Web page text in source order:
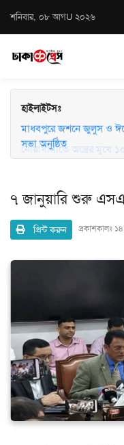
শনিবার, ০৮ আগU ২০২৬
হাইলাইটসঃ
নোয়াখালীতে অস্ত্রের মুখে
মাধবপুরে জশনে জুলুস ও
সভা অনুষ্ঠিত
৭ জানুয়ারি শুরু
প্রিন্ট করুন প্রকাশকালঃ